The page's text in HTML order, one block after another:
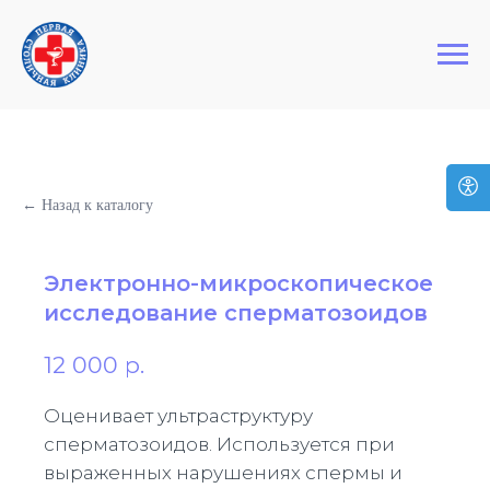
Первая Столичная Клиника
← Назад к каталогу
Электронно-микроскопическое
исследование сперматозоидов
12 000 р.
Оценивает ультраструктуру
сперматозоидов. Используется при
выраженных нарушениях спермы и